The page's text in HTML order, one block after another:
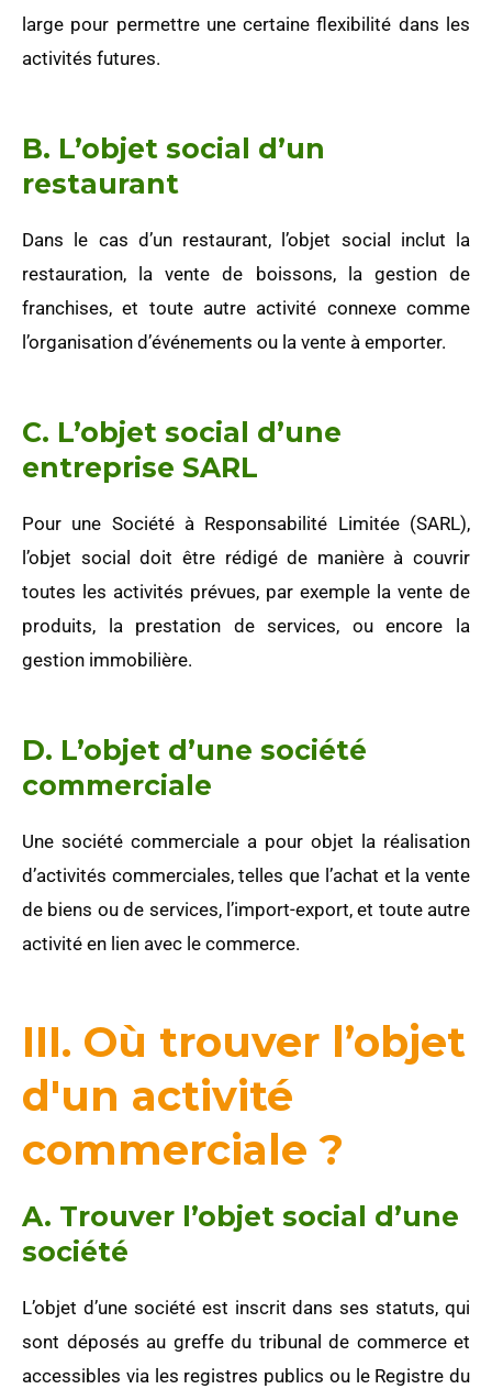
large pour permettre une certaine flexibilité dans les
activités futures.
B. L’objet social d’un
restaurant
Dans le cas d’un restaurant, l’objet social inclut la
restauration, la vente de boissons, la gestion de
franchises, et toute autre activité connexe comme
l’organisation d’événements ou la vente à emporter.
C. L’objet social d’une
entreprise SARL
Pour une Société à Responsabilité Limitée (SARL),
l’objet social doit être rédigé de manière à couvrir
toutes les activités prévues, par exemple la vente de
produits, la prestation de services, ou encore la
gestion immobilière.
D. L’objet d’une société
commerciale
Une société commerciale a pour objet la réalisation
d’activités commerciales, telles que l’achat et la vente
de biens ou de services, l’import-export, et toute autre
activité en lien avec le commerce.
III. Où trouver l’objet
d'un activité
commerciale ?
A. Trouver l’objet social d’une
société
L’objet d’une société est inscrit dans ses statuts, qui
sont déposés au greffe du tribunal de commerce et
accessibles via les registres publics ou le Registre du